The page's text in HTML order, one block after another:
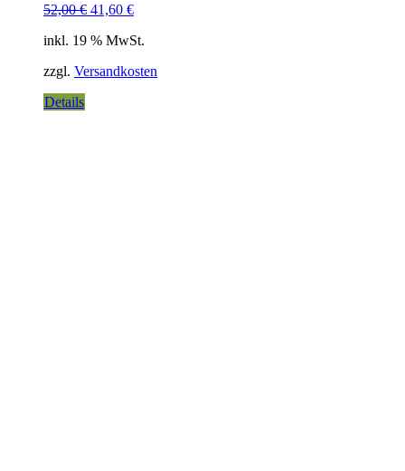
52,00€ 41,60 €
inkl. 19 % MwSt.
zzgl. Versandkosten
Details